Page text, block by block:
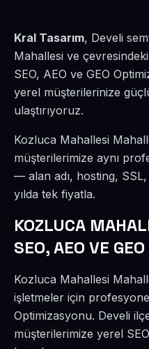
Kral Tasarım, Develi
Mahallesi ve
SEO, AEO ve GEO
yerel müşterilerinize
ulaştırıyoruz.
Kozluca Mahallesi
müşterilerimize aynı
— alan adı, hosting,
yılda tek fiyatla.
KOZLUCA
SEO, AEO VE
Kozluca Mahallesi
işletmeler için
Optimizasyonu. Develi
müşterilerimize yerel